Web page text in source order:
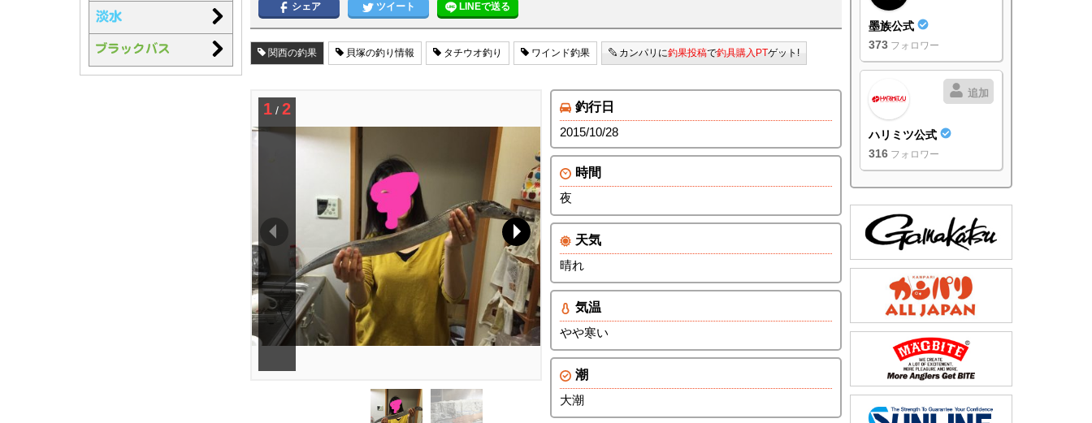
シェア ツイート LINEで送る
関西の釣果 貝塚の釣り情報 タチウオ釣り ワインド釣果 カンパリに釣果投稿で釣具購入PTゲット!
1 / 2
釣行日
2015/10/28
時間
夜
天気
晴れ
気温
やや寒い
潮
大潮
墨族公式
373 フォロワー
追加
ハリミツ公式
316 フォロワー